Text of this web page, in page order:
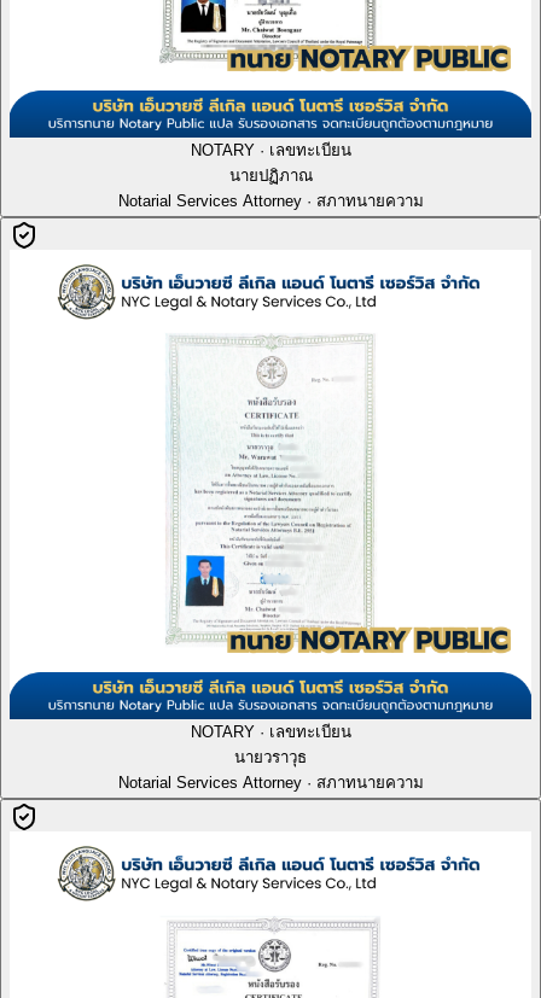
NOTARY · เลขทะเบียน
นายปฏิภาณ
Notarial Services Attorney · สภาทนายความ
NOTARY · เลขทะเบียน
นายวราวุธ
Notarial Services Attorney · สภาทนายความ